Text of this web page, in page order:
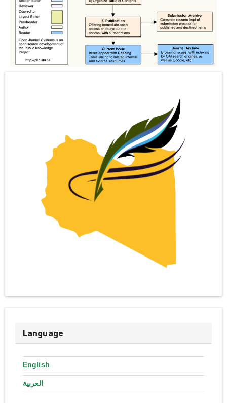
Language
English
العربية